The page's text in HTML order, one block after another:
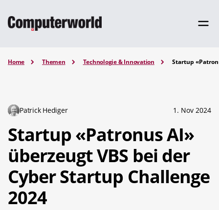
Home Themen Technologie & Innovation Startup
Patrick Hediger 1. Nov 2024
Startup «Patronus AI»
überzeugt VBS bei der
Cyber Startup Challenge
2024